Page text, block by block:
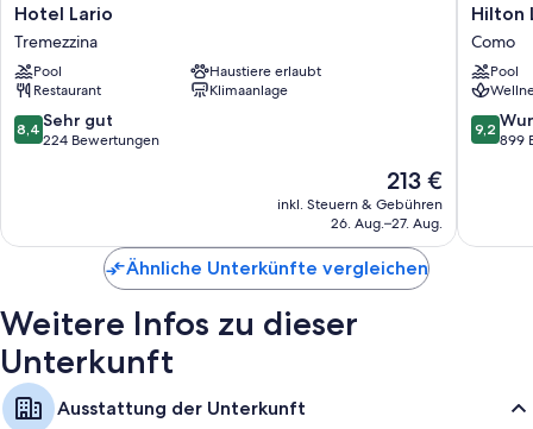
Hotel
Lario
Tremezzina
Hotel Lario
Tremezzina
Pool
Haustiere erlaubt
Restaurant
Klimaanlage
8.4
von
Bewertungen
8,4 Sehr gut
224 Bewertungen
Der
Preis
beträgt
213 €
inkl. Steuern & Gebühren
26. Aug.–27. Aug.
Hilton
Lake
Como
Como
Hilton
Como
Pool
9.2
von
9,2
899
Ähnliche Unterkünfte vergleichen
Weitere Infos zu dieser
Unterkunft
Ausstattung der Unterkunft